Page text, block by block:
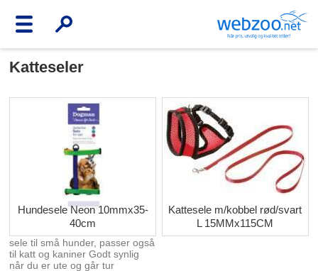
Katteseler
Hundesele Neon 10mmx35-
40cm
sele til små hunder, passer også
til katt og kaniner Godt synlig
når du er ute og går tur
Kattesele m/kobbel rød/svart
L 15MMx115CM